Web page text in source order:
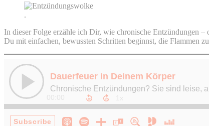
.
In dieser Folge erzähle ich Dir, wie chronische Entzündungen –
Du mit einfachen, bewussten Schritten beginnst, die Flammen